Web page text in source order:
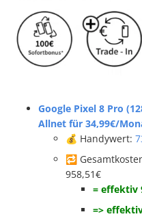
Google Pixel 8 Pro
Allnet für 34,99€/
💰 Handywert:
🔁
958,51€
= effektiv
=>